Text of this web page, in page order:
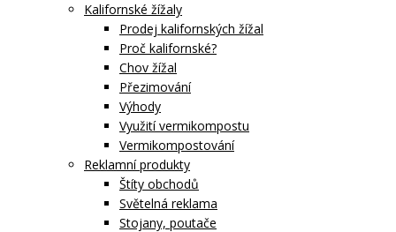
Kalifornské žížaly
Prodej kalifornských žížal
Proč kalifornské?
Chov žížal
Přezimování
Výhody
Využití vermikompostu
Vermikompostování
Reklamní produkty
Štíty obchodů
Světelná reklama
Stojany, poutače